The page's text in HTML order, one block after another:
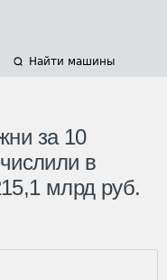
Найти машины
за 10
в
млрд руб.